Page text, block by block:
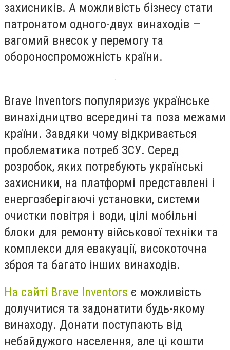
захисників. А можливість бізнесу стати
патронатом одного-двух винаходів —
вагомий внесок у перемогу та
обороноспроможність країни.
Brave Inventors популяризує українське
винахідництво всередині та поза межами
країни. Завдяки чому відкривається
проблематика потреб ЗСУ. Серед
розробок, яких потребують українські
захисники, на платформі представлені і
енергозберігаючі установки, системи
очистки повітря і води, цілі мобільні
блоки для ремонту військової техніки та
комплекси для евакуації, високоточна
зброя та багато інших винаходів.
На сайті Brave Inventors є можливість
долучитися та задонатити будь-якому
винаходу. Донати поступають від
небайдужого населення, але ці кошти